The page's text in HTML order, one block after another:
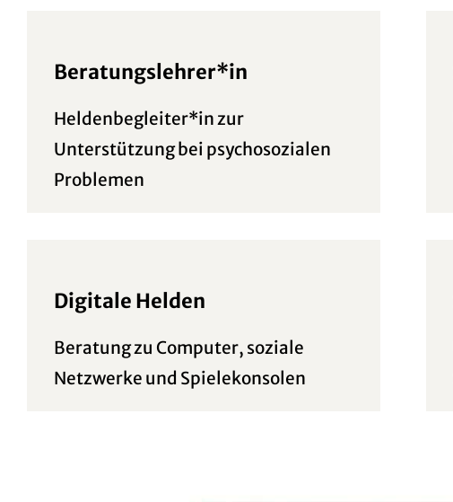
Beratungslehrer*in
Heldenbegleiter*in zur
Unterstützung bei psychosozialen
Problemen
Digitale Helden
Beratung zu Computer, soziale
Netzwerke und Spielekonsolen